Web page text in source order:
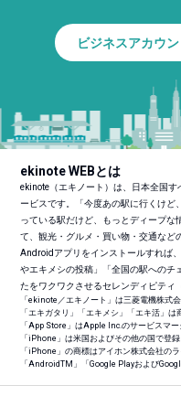
ビジネスアカウ
ekinote WEBとは
ekinote（エキノート）は、日本全国
ービスです。「今度あの駅に行くけ
っている駅だけど、もっとディープな
て、観光・グルメ・買い物・交通など
Androidアプリをインストールすれば
やエキメシの投稿」「全国の駅へのチ
たをワクワクさせるセレンディピティ
「ekinote／エキノート」は三菱電機株式
「エキガタリ」「エキメシ」「エキ活」は
「App Store」はApple Inc.のサービスマー
「iPhone」は米国およびその他の国で登
「iPhone」の商標はアイホン株式会社の
「AndroidTM 」「Google Playおよび